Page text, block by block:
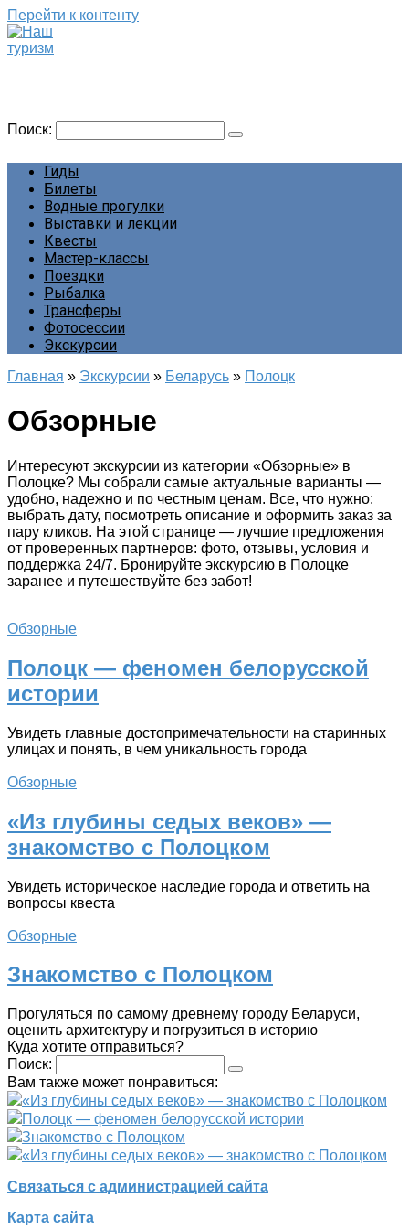
Перейти к контенту
Поиск:
Гиды
Билеты
Водные прогулки
Выставки и лекции
Квесты
Мастер-классы
Поездки
Рыбалка
Трансферы
Фотосессии
Экскурсии
Главная » Экскурсии » Беларусь » Полоцк
Обзорные
Интересуют экскурсии из категории «Обзорные» в
Полоцке? Мы собрали самые актуальные варианты —
удобно, надежно и по честным ценам. Все, что нужно:
выбрать дату, посмотреть описание и оформить заказ за
пару кликов. На этой странице — лучшие предложения
от проверенных партнеров: фото, отзывы, условия и
поддержка 24/7. Бронируйте экскурсию в Полоцке
заранее и путешествуйте без забот!
Обзорные
Полоцк — феномен белорусской
истории
Увидеть главные достопримечательности на старинных
улицах и понять, в чем уникальность города
Обзорные
«Из глубины седых веков» —
знакомство с Полоцком
Увидеть историческое наследие города и ответить на
вопросы квеста
Обзорные
Знакомство с Полоцком
Прогуляться по самому древнему городу Беларуси,
оценить архитектуру и погрузиться в историю
Куда хотите отправиться?
Поиск:
Вам также может понравиться:
«Из глубины седых веков» — знакомство с Полоцком
Полоцк — феномен белорусской истории
Знакомство с Полоцком
«Из глубины седых веков» — знакомство с Полоцком
Связаться с администрацией сайта
Карта сайта